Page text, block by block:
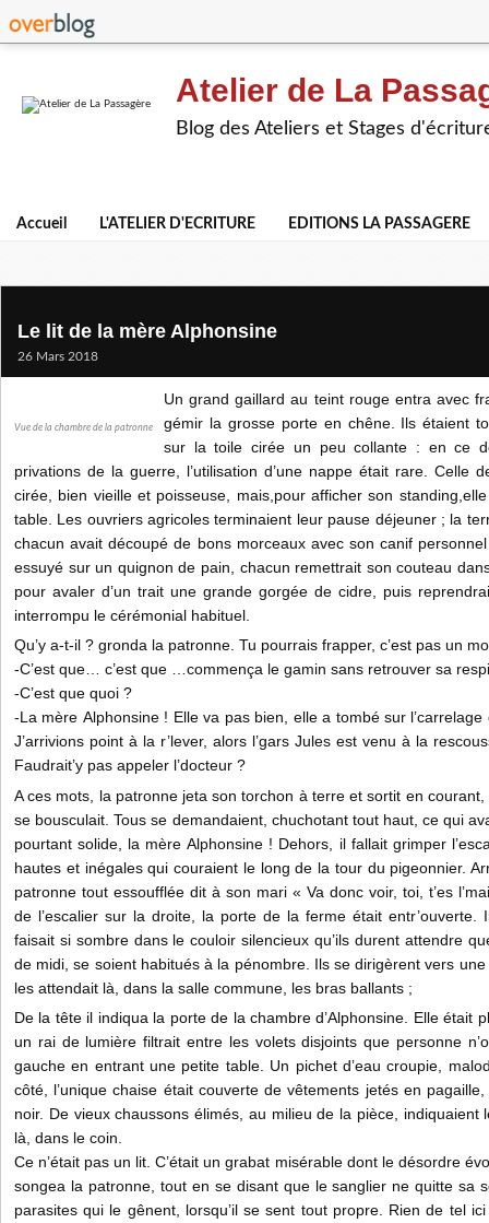
Atelier de La
Blog des Ateliers et Stages
Accueil L'ATELIER D'ECRITURE EDITIONS LA PASSAGERE
Le lit de la mère Alphonsine
26 Mars 2018
Vue de la chambre de la patronne
Un grand gaillard au teint rouge entra avec
gémir la grosse porte en chêne. Ils étaient
sur la toile cirée un peu collante : en ce
privations de la guerre, l’utilisation d’une nappe était rare. Celle
cirée, bien vieille et poisseuse, mais,pour afficher son
table. Les ouvriers agricoles terminaient leur pause déjeuner ; la
chacun avait découpé de bons morceaux avec son canif
essuyé sur un quignon de pain, chacun remettrait son couteau
pour avaler d’un trait une grande gorgée de cidre, puis
interrompu le cérémonial habituel.
Qu’y a-t-il ? gronda la patronne. Tu pourrais frapper, c’est pas un
-C’est que… c’est que …commença le gamin sans retrouver sa
-C’est que quoi ?
-La mère Alphonsine ! Elle va pas bien, elle a tombé sur
J’arrivions point à la r’lever, alors l’gars Jules est venu à la
Faudrait’y pas appeler l’docteur ?
A ces mots, la patronne jeta son torchon à terre et sortit en
se bousculait. Tous se demandaient, chuchotant tout haut, ce qui
pourtant solide, la mère Alphonsine ! Dehors, il fallait grimper
hautes et inégales qui couraient le long de la tour du pigeonnier.
patronne tout essoufflée dit à son mari « Va donc voir, toi, t’es
de l’escalier sur la droite, la porte de la ferme était entr’ouverte.
faisait si sombre dans le couloir silencieux qu’ils durent attendre
de midi, se soient habitués à la pénombre. Ils se dirigèrent vers
les attendait là, dans la salle commune, les bras ballants ;
De la tête il indiqua la porte de la chambre d’Alphonsine. Elle était
un rai de lumière filtrait entre les volets disjoints que personne
gauche en entrant une petite table. Un pichet d’eau croupie,
côté, l’unique chaise était couverte de vêtements jetés en pagaille,
noir. De vieux chaussons élimés, au milieu de la pièce,
là, dans le coin.
Ce n’était pas un lit. C’était un grabat misérable dont le désordre
songea la patronne, tout en se disant que le sanglier ne quitte sa
parasites qui le gênent, lorsqu’il se sent tout propre. Rien de tel